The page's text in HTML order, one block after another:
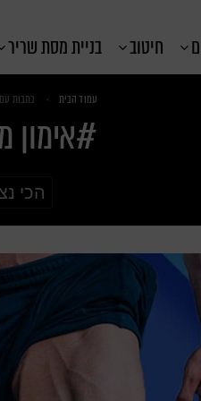
חיטוב בניית מסת שריר
עמוד הבית כתבות